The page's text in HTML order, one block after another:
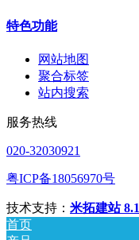
特色功能
网站地图
聚合标签
站内搜索
服务热线
020-32030921
粤ICP备18056970号
技术支持： 米拓建站 8.1
首页